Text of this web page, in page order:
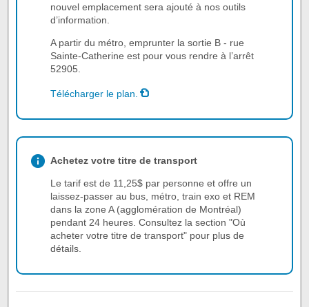
nouvel emplacement sera ajouté à nos outils
d’information.
A partir du métro, emprunter la sortie B - rue
Sainte-Catherine est pour vous rendre à l’arrêt
52905.
Télécharger le plan.
Achetez votre titre de transport
Le tarif est de 11,25$ par personne et offre un
laissez-passer au bus, métro, train exo et REM
dans la zone A (agglomération de Montréal)
pendant 24 heures. Consultez la section "Où
acheter votre titre de transport" pour plus de
détails.